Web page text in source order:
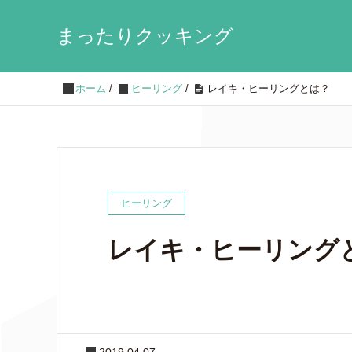
まったりクッキング
ホーム / ヒーリング / レイキ・ヒーリングとは？
ヒーリング
レイキ・ヒーリング